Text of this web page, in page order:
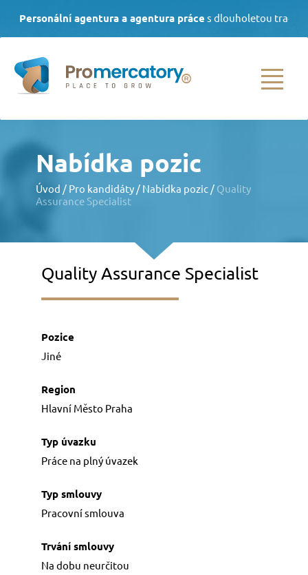
Personální agentura a agentura práce s dlouholetou tradicí
| Volejte denně od 8.00 do 16.00
HOMEPAGE
Výběr zaměstnanců
Další služby
Příprava na pohovor
Licence a certifikáty
Reference
Nabídka pozic
Úvod / Pro kandidáty / Nabídka pozic / Quality
Assurance Specialist
Quality Assurance Specialist
Jiné
Hlavní Město Praha
Práce na plný úvazek
Pracovní smlouva
Na dobu neurčitou